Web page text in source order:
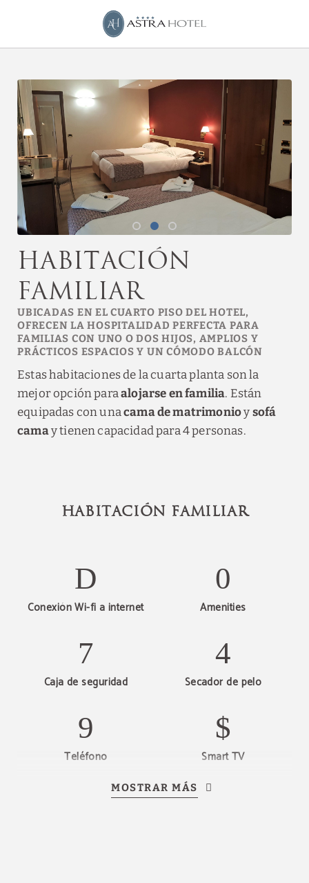
Habitación
familiar
UBICADAS EN EL CUARTO PISO DEL HOTEL,
OFRECEN LA HOSPITALIDAD PERFECTA PARA
FAMILIAS CON UNO O DOS HIJOS, AMPLIOS Y
PRÁCTICOS ESPACIOS Y UN CÓMODO BALCÓN
Estas habitaciones de la cuarta planta son la
mejor opción paraalojarse en familia. Están
equipadas con unacama de matrimonioysofá
camay tienen capacidad para 4 personas.
HABITACIÓN FAMILIAR
Conexión Wi-fi a internet Amenities
Caja de seguridad Secador de pelo
Teléfono Smart TV
MOSTRAR MÁS
Tres dias de arte en
RESERVAR